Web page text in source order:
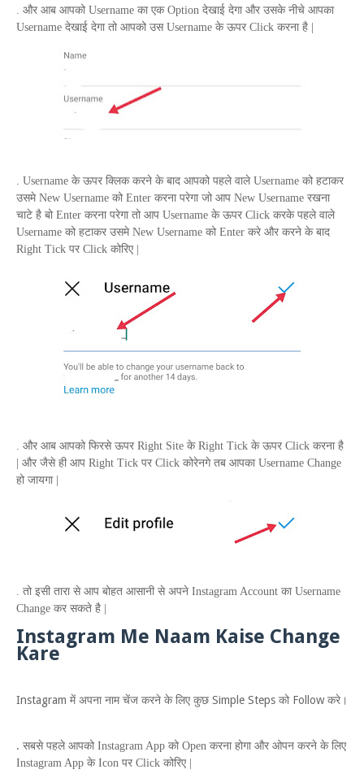
. और आब आपको Username का एक Option देखाई देगा और उसके नीचे आपका
Username देखाई देगा तो आपको उस Username के ऊपर Click करना है |
. Username के ऊपर क्लिक करने के बाद आपको पहले वाले Username को हटाकर
उसमे New Username को Enter करना परेगा जो आप New Username रखना
चाटे है बो Enter करना परेगा तो आप Username के ऊपर Click करके पहले वाले
Username को हटाकर उसमे New Username को Enter करे और करने के बाद
Right Tick पर Click कोरिए |
. और आब आपको फिरसे ऊपर Right Site के Right Tick के ऊपर Click करना है
| और जैसे ही आप Right Tick पर Click कोरेनगे तब आपका Username Change
हो जायगा |
. तो इसी तारा से आप बोहत आसानी से अपने Instagram Account का Username
Change कर सकते है |
Instagram Me Naam Kaise Change
Kare
Instagram में अपना नाम चेंज करने के लिए कुछ Simple Steps को Follow करे।
. सबसे पहले आपको Instagram App को Open करना होगा और ओपन करने के लिए
Instagram App के Icon पर Click कोरिए |